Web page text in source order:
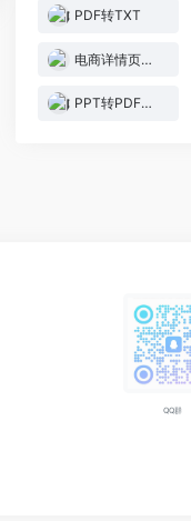
PDF转TXT
电商详情页识别
PPT转PDF转换器
QQ群